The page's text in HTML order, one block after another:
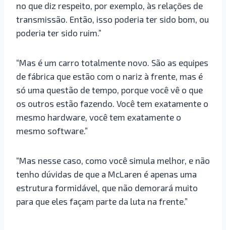
no que diz respeito, por exemplo, às relações de
transmissão. Então, isso poderia ter sido bom, ou
poderia ter sido ruim.”
“Mas é um carro totalmente novo. São as equipes
de fábrica que estão com o nariz à frente, mas é
só uma questão de tempo, porque você vê o que
os outros estão fazendo. Você tem exatamente o
mesmo hardware, você tem exatamente o
mesmo software.”
“Mas nesse caso, como você simula melhor, e não
tenho dúvidas de que a McLaren é apenas uma
estrutura formidável, que não demorará muito
para que eles façam parte da luta na frente.”